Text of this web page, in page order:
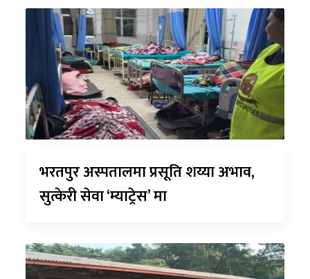
भरतपुर अस्पतालमा प्रसूति शय्या अभाव,
सुत्केरी सेवा ‘म्याट्रेस’ मा